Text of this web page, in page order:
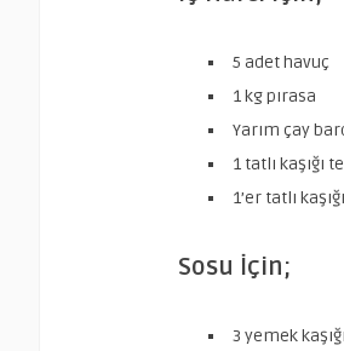
5 adet havuç
1 kg pırasa
Yarım çay
1 tatlı kaşığı
1’er tatlı
Sosu İçin;
3 yemek